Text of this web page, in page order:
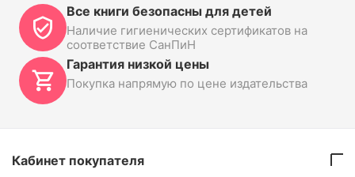
Все книги безопасны для детей
Наличие гигиенических сертификатов на
соответствие СанПиН
Гарантия низкой цены
Покупка напрямую по цене издательства
Кабинет покупателя